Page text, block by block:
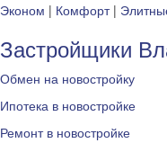
Эконом | Комфорт|
Застройщики
Обмен на новостройку
Ипотека в новостройке
Ремонт в новостройке